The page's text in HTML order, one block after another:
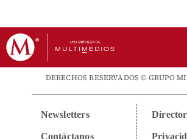
DERECHOS RESERVADOS © GRUPO
Newsletters
Contáctanos